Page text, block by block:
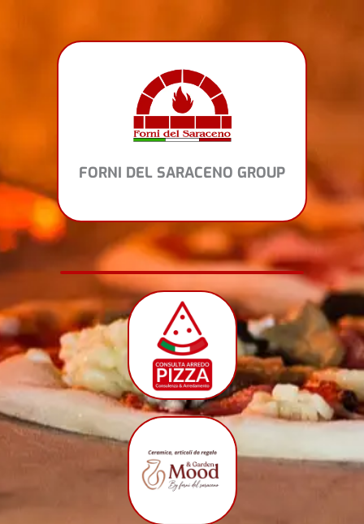
contenuto
FORNI DEL SARACENO GROUP